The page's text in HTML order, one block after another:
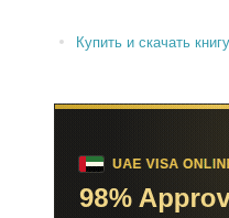
Купить и скачать